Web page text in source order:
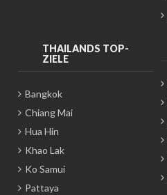
THAILANDS TOP-
ZIELE
Bangkok
Chiang Mai
Hua Hin
Khao Lak
Ko Samui
Pattaya